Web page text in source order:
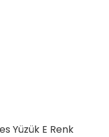
Yüzük E Renk